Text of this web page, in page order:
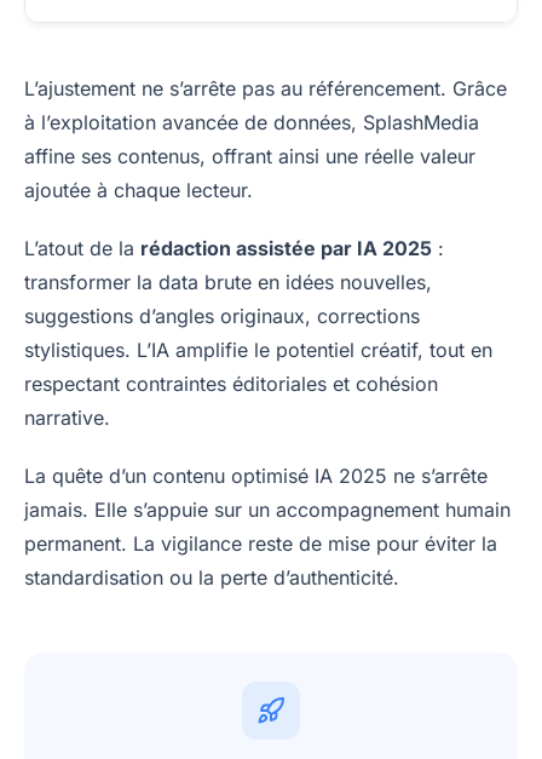
L’ajustement ne s’arrête pas au référencement. Grâce
à l’exploitation avancée de données, SplashMedia
affine ses contenus, offrant ainsi une réelle valeur
ajoutée à chaque lecteur.
L’atout de la rédaction assistée par IA 2025 :
transformer la data brute en idées nouvelles,
suggestions d’angles originaux, corrections
stylistiques. L’IA amplifie le potentiel créatif, tout en
respectant contraintes éditoriales et cohésion
narrative.
La quête d’un contenu optimisé IA 2025 ne s’arrête
jamais. Elle s’appuie sur un accompagnement humain
permanent. La vigilance reste de mise pour éviter la
standardisation ou la perte d’authenticité.